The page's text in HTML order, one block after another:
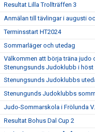
Resultat Lilla Trollträffen 3
Anmälan till tävlingar i augusti
Terminsstart HT2024
Sommarläger och utedag
Välkommen att börja träna judo
Stenungsunds Judoklubb i höst
Stenungsunds Judoklubbs
Stenungunds Judoklubbs
Judo-Sommarskola i Frölunda
Resultat Bohus Dal Cup 2